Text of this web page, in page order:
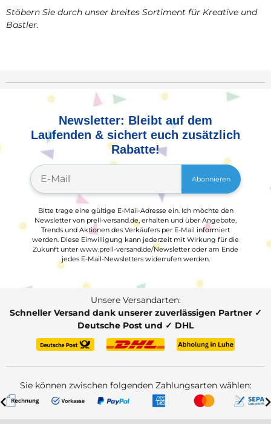
Stöbern Sie durch unser breites Sortiment für Kreative und
Bastler.
Newsletter: Bleibt auf dem
Laufenden & sichert euch zusätzlich
Rabatte!
Abonnieren
Bitte trage eine gültige E-Mail-Adresse ein. Ich möchte den
Newsletter von prell-versand.de, erhalten und über Angebote,
Trends und Aktionen des Verkäufers per E-Mail informiert
werden. Diese Einwilligung kann jederzeit mit Wirkung für die
Zukunft unter www.prell-versand.de/Newsletter oder am Ende
jedes E-Mail-Newsletters widerrufen werden.
Unsere Versandarten:
Schneller Versand dank unserer zuverlässigen Partner ✓
Deutsche Post und ✓ DHL
Sie können zwischen folgenden Zahlungsarten wählen: